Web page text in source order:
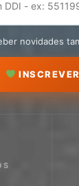
novidades